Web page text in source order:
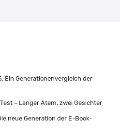
Ein Generationenvergleich der
– Langer Atem, zwei Gesichter
neue Generation der E-Book-